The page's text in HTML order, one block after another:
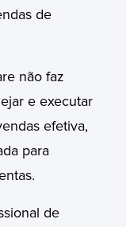
de
não faz
e executar
efetiva,
para
de